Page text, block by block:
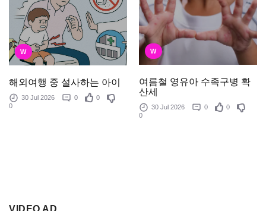
W
해외여행 중 설사하는 아이
30 Jul 2026 0
0
0
W
여름철 영유아 수족구병 확
산세
30 Jul 2026 0
0
0